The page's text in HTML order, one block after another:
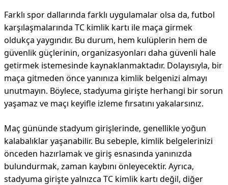
Farklı spor dallarında farklı uygulamalar olsa da, futbol
karşılaşmalarında TC kimlik kartı ile maça girmek
oldukça yaygındır. Bu durum, hem kulüplerin hem de
güvenlik güçlerinin, organizasyonları daha güvenli hale
getirmek istemesinde kaynaklanmaktadır. Dolayısıyla, bir
maça gitmeden önce yanınıza kimlik belgenizi almayı
unutmayın. Böylece, stadyuma girişte herhangi bir sorun
yaşamaz ve maçı keyifle izleme fırsatını yakalarsınız.
Maç gününde stadyum girişlerinde, genellikle yoğun
kalabalıklar yaşanabilir. Bu sebeple, kimlik belgelerinizi
önceden hazırlamak ve giriş esnasında yanınızda
bulundurmak, zaman kaybını önleyecektir. Ayrıca,
stadyuma girişte yalnızca TC kimlik kartı değil, diğer